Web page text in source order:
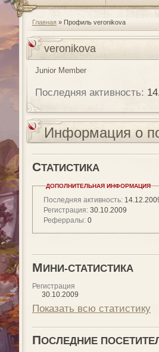
Главная » Профиль veronikova
veronikova
Junior Member
Последняя активность:
Информация о
СТАТИСТИКА
ДОПОЛНИТЕЛЬНАЯ ИНФОРМАЦИЯ
Последняя активность:
Регистрация: 30.10.2009
Реферралы: 0
МИНИ-СТАТИСТИКА
Регистрация
30.10.2009
Показать всю статистику
ПОСЛЕДНИЕ